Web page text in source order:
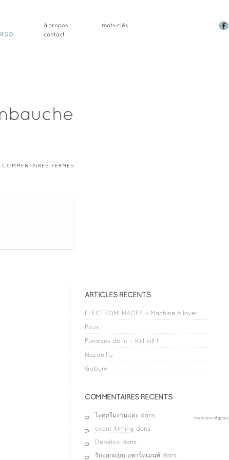
à propos
contact
mots-clés
COMMENTAIRES FERMÉS
ARTICLES RÉCENTS
ELECTROMENAGER – Machine à laver
Poux
Punaises de lit – Kill kill !
Nazouille
Gobure
COMMENTAIRES RÉCENTS
ไอศกรีมงานแต่ง dans
event filming dans
Debelov dans
รับออกแบบ อพาร์ทเมนท์ dans
mentions légales